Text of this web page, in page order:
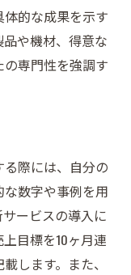
的な成果を示す
や機材、得意な
専門性を強調す
際には、自分の
数字や事例を用
ービスの導入に
目標を10ヶ月連
します。また、